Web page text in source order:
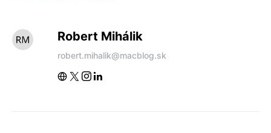
Robert Mihálik
robert.mihalik@macblog.sk